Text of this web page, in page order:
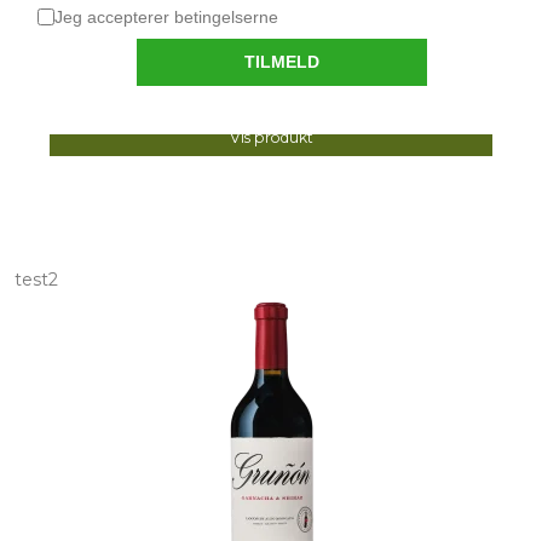
Ny vin fra folkene bag Alto Moncayo vinene.
Vis produkt
test2